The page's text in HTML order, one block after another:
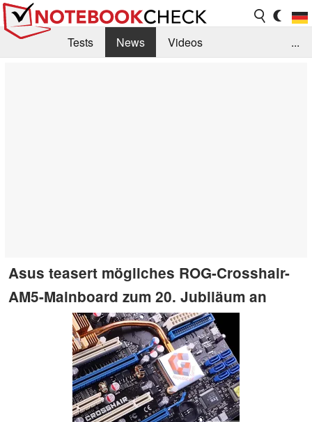
Tests News
Videos
...
Asus teasert mögliches ROG-Crosshair-
AM5-Mainboard zum 20. Jubiläum an